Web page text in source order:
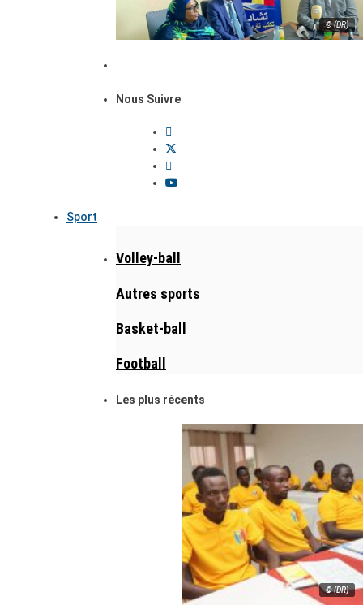
© (DR)
Nous Suivre
Sport
Volley-ball
Autres sports
Basket-ball
Football
Les plus récents
© (DR)